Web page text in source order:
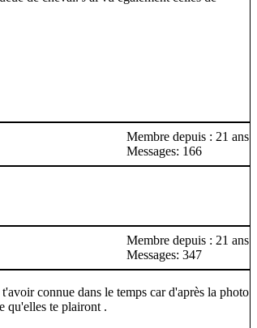
Membre depuis : 21 ans
Messages: 166
Membre depuis : 21 ans
Messages: 347
connue dans le temps car d'après la photo
qu'elles te plairont .